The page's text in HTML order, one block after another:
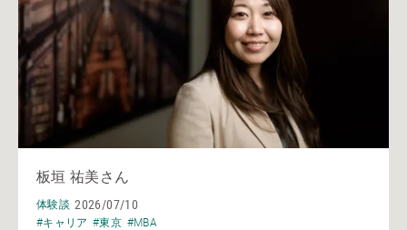
板垣 祐美さん
体験談 2026/07/10
#キャリア #東京 #MBA